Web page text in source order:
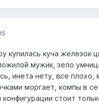
купилась куча железок
мужик, зело
инета нету, все
моргает, компы в
стоит